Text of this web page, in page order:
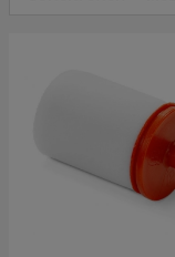
Tryck här för
Tryck här för